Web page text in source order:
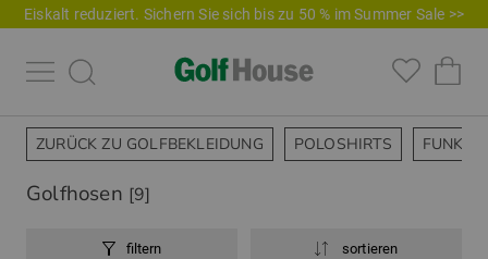
Eiskalt reduziert. Sichern Sie sich bis zu 50 % im Summer Sale >>
ZURÜCK ZU GOLFBEKLEIDUNG POLOSHIRTS
Golfhosen [9]
filtern sortieren